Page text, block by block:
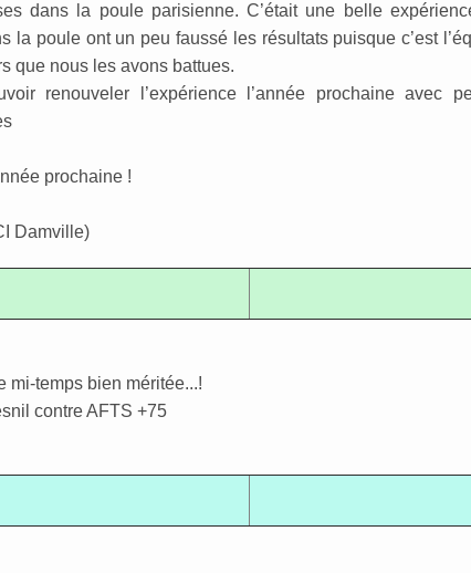
dans la poule parisienne. C’était une belle
la poule ont un peu faussé les résultats puisque c’est
que nous les avons battues.
renouveler l’expérience l’année prochaine avec
prochaine !
Damville)
mi-temps bien méritée...!
contre AFTS +75